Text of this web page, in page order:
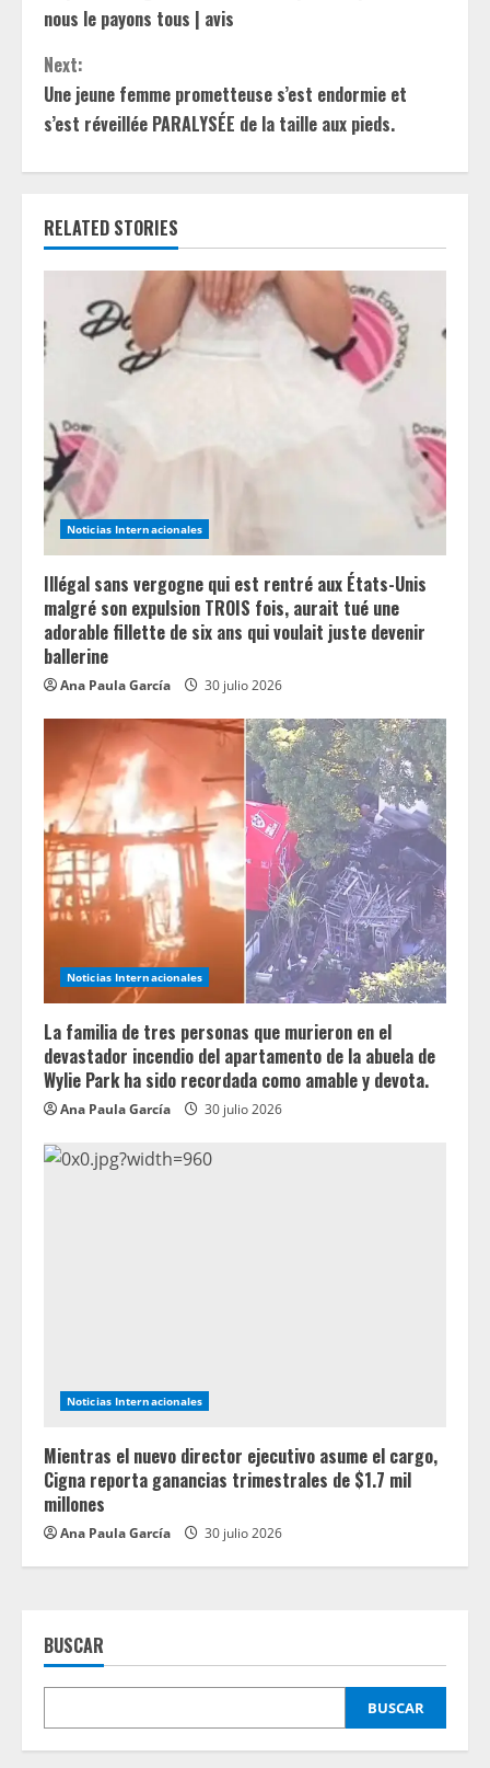
o
n
t
u
R
a
d
i
n
g
nous le payons tous | avis
Next:
Une jeune femme prometteuse s’est endormie et
s’est réveillée PARALYSÉE de la taille aux pieds.
RELATED STORIES
Noticias Internacionales
Illégal sans vergogne qui est rentré aux États-Unis
malgré son expulsion TROIS fois, aurait tué une
adorable fillette de six ans qui voulait juste devenir
ballerine
Ana Paula García 30 julio 2026
Noticias Internacionales
La familia de tres personas que murieron en el
devastador incendio del apartamento de la abuela de
Wylie Park ha sido recordada como amable y devota.
Ana Paula García 30 julio 2026
Noticias Internacionales
Mientras el nuevo director ejecutivo asume el cargo,
Cigna reporta ganancias trimestrales de $1.7 mil
millones
Ana Paula García 30 julio 2026
BUSCAR
BUSCAR